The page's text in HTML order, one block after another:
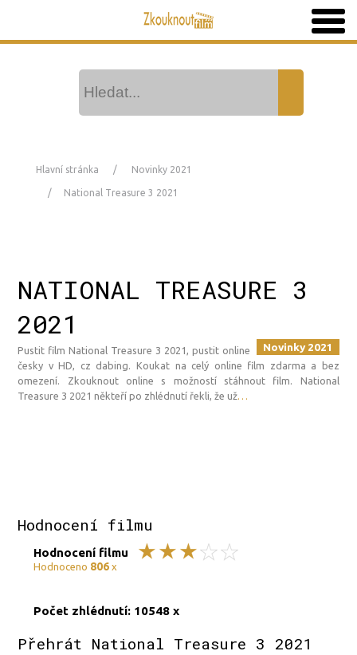
Hlavní stránka Novinky 2021
National Treasure 3 2021
NATIONAL TREASURE 3
2021
Novinky 2021
Pustit film National Treasure 3 2021, pustit online
česky v HD, cz dabing. Koukat na celý online film zdarma a bez
omezení. Zkouknout online s možností stáhnout film. National
Treasure 3 2021 někteří po zhlédnutí řekli, že už
Hodnocení filmu
Hodnocení filmu
Hodnoceno 806x
Počet zhlédnutí: 10548 x
Přehrát National Treasure 3 2021